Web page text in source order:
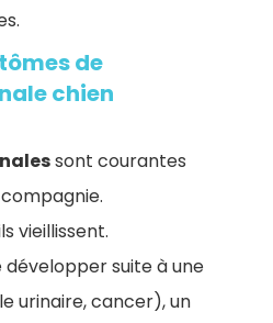
de
chien
sont courantes
vieillissent.
développer suite à une
urinaire, cancer), un